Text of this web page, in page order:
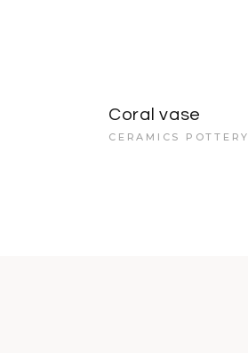
Coral vase
CERAMICS POTTERY